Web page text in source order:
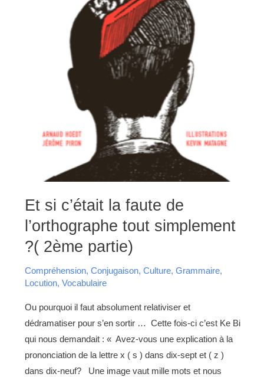
Et si c’était la faute de
l’orthographe tout simplement
?( 2ème partie)
Compréhension, Conjugaison, Culture, Grammaire,
Locution, Vocabulaire
Ou pourquoi il faut absolument relativiser et
dédramatiser pour s’en sortir … Cette fois-ci c’est Ke Bi
qui nous demandait : « Avez-vous une explication à la
prononciation de la lettre x ( s ) dans dix-sept et ( z )
dans dix-neuf? Une image vaut mille mots et nous
Et
si
la
faute
de
l’orthographe
?
(
2ème